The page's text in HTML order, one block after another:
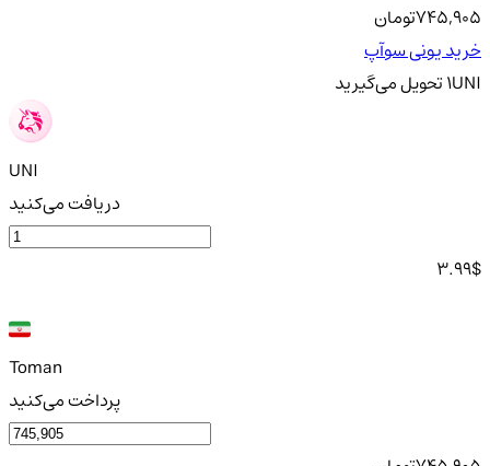
745,905تومان
خرید یونی سوآپ
1UNIتحویلمی‌گیرید
UNI
دریافت می‌کنید
3.99$
Toman
پرداخت می‌کنید